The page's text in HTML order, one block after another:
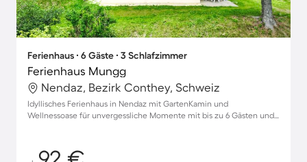
Ferienhaus ∙ 6 Gäste ∙ 3 Schlafzimmer
Ferienhaus Mungg
Nendaz, Bezirk Conthey, Schweiz
Idyllisches Ferienhaus in Nendaz mit GartenKamin und
Wellnessoase für unvergessliche Momente mit bis zu 6 Gästen und